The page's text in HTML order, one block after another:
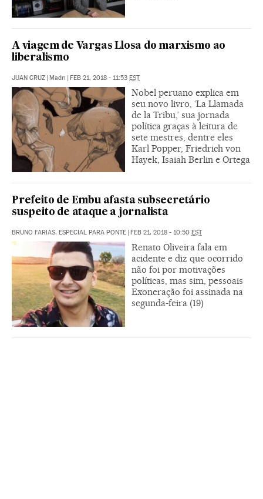
A viagem de Vargas Llosa do marxismo ao
liberalismo
JUAN CRUZ | Madri | FEB 21, 2018 - 11:53 EST
Nobel peruano explica em
seu novo livro, ‘La Llamada
de la Tribu,’ sua jornada
política graças à leitura de
sete mestres, dentre eles
Karl Popper, Friedrich von
Hayek, Isaiah Berlin e Ortega
Prefeito de Embu afasta subsecretário
suspeito de ataque a jornalista
BRUNO FARIAS, ESPECIAL PARA PONTE | FEB 21, 2018 - 10:50 EST
Renato Oliveira fala em
acidente e diz que ocorrido
não foi por motivações
políticas, mas sim, pessoais
Exoneração foi assinada na
segunda-feira (19)